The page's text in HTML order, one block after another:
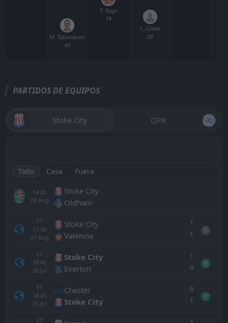
M. Talovierov
40
T. Rigo
19
L. Cisse
29
PARTIDOS DE EQUIPOS
Stoke City QPR
Todo Casa Fuera
14:00
08 Aug
Stoke City
Oldham
FT
17:30
01 Aug
Stoke City
Valencia
1
1
D
FT
18:45
28 Jul
Stoke City
Everton
1
0
W
FT
18:45
21 Jul
Chester
Stoke City
0
1
W
FT